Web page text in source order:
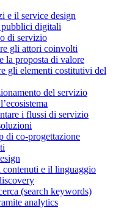
e il service design
pubblici digitali
di servizio
gli attori coinvolti
la proposta di valore
gli elementi costitutivi del
del servizio
i flussi di servizio
di co-progettazione
contenuti e il linguaggio
(search keywords)
analytics